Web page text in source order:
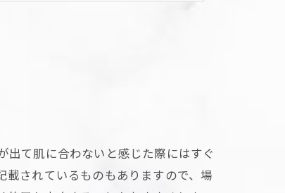
て肌に合わないと感じた際にはすぐ
されているものもありますので、場